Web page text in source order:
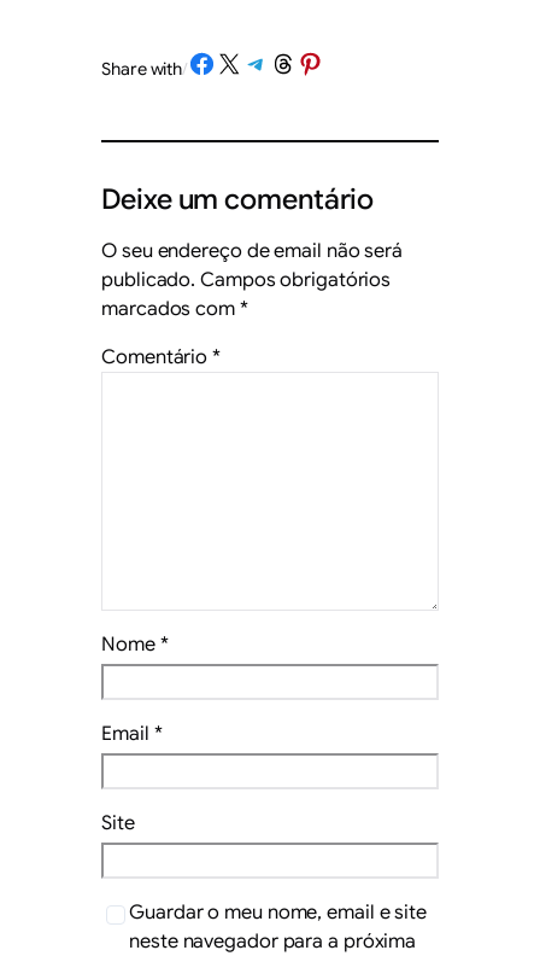
Share with/Share on Facebook
Share on X Share on Telegram
Share on Threads
Share on Pinterest
Deixe um comentário
O seu endereço de email não será
publicado. Campos obrigatórios
marcados com *
Comentário*
Nome *
Email *
Site
Guardar o meu nome, email e site
neste navegador para a próxima